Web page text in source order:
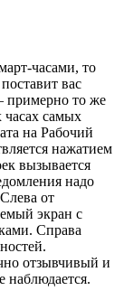
часами, то
вас
примерно то же
самых
на Рабочий
нажатием
вызывается
надо
от
экран с
Справа
отзывчивый и
наблюдается.